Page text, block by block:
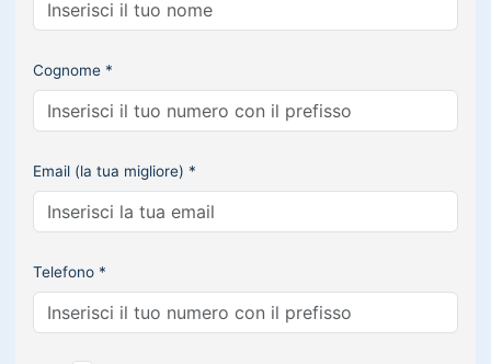
Cognome *
Email (la tua migliore) *
Telefono *